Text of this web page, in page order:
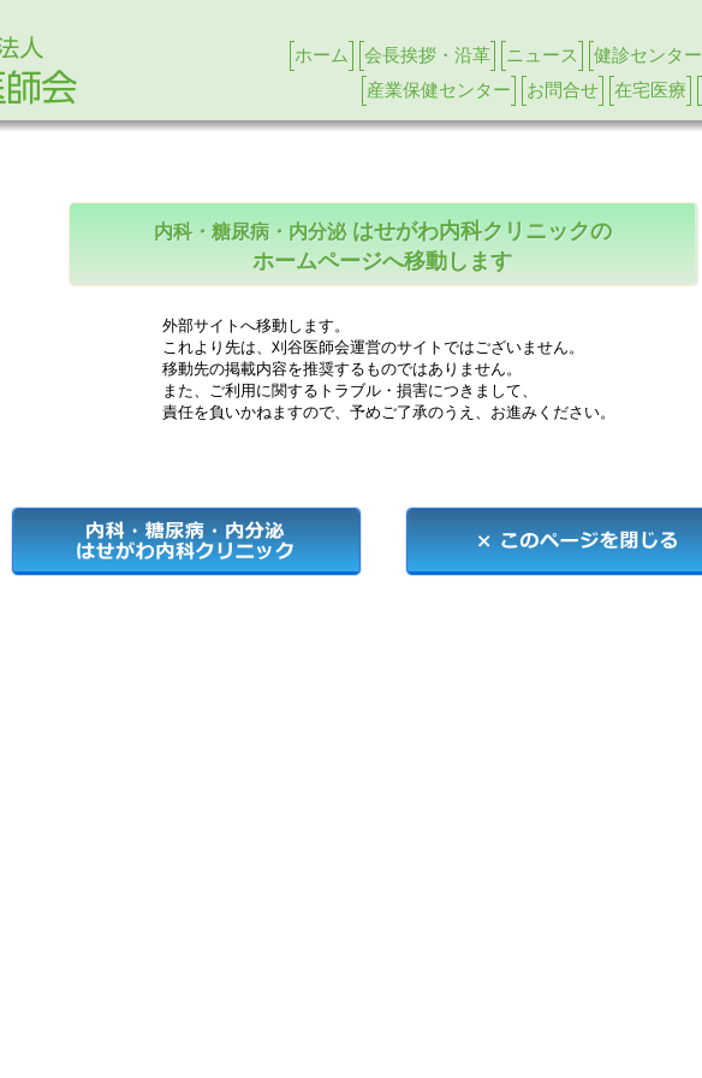
ホーム 会長挨拶・沿革 ニュース 健診センター
産業保健センター
お問合せ 在宅医療
内科・糖尿病・内分泌はせがわ内科クリニックの
ホームページへ移動します
外部サイトへ移動します。
これより先は、刈谷医師会運営のサイトではございません。
移動先の掲載内容を推奨するものではありません。
また、ご利用に関するトラブル・損害につきまして、
責任を負いかねますので、予めご了承のうえ、お進みください。